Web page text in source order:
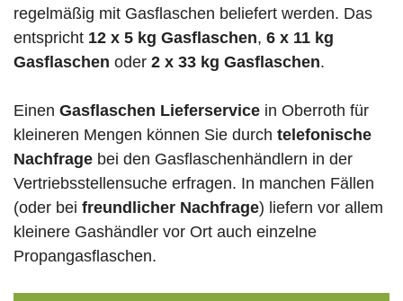
regelmäßig mit Gasflaschen beliefert werden. Das
entspricht 12 x 5 kg Gasflaschen, 6 x 11 kg
Gasflaschen oder 2 x 33 kg Gasflaschen.
Einen Gasflaschen Lieferservice in Oberroth für
kleineren Mengen können Sie durch telefonische
Nachfrage bei den Gasflaschenhändlern in der
Vertriebsstellensuche erfragen. In manchen Fällen
(oder bei freundlicher Nachfrage) liefern vor allem
kleinere Gashändler vor Ort auch einzelne
Propangasflaschen.